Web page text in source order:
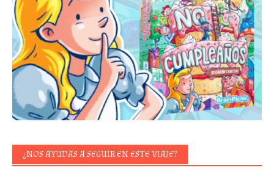
¿NOS AYUDAS A SEGUIR EN ESTE VIAJE?